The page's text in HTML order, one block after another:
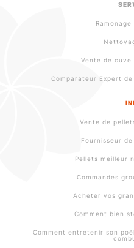
Vente de cuve
Comparateur Expert
Vente de
Fournisseur
Pellets meilleur
Commandes
Acheter vos
Comment bien
Comment entretenir son